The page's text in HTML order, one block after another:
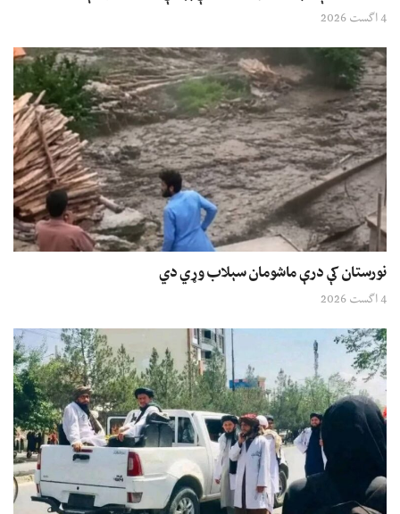
4 اگست 2026
نورستان کې درې ماشومان سېلاب وړي دي
4 اگست 2026